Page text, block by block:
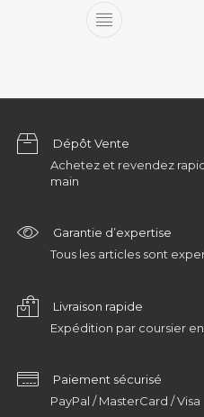
Dépôt Vente
Achetez et revendez
main
Garantie d’expertise
Tous les articles sont
Livraison rapide
Expédition par coursier
Paiement sécurisé
PayPal / MasterCard / Visa